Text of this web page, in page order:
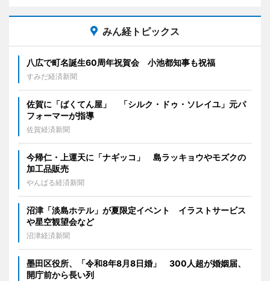
みん経トピックス
八広で町名誕生60周年祝賀会 小池都知事も祝福
すみだ経済新聞
佐賀に「ばくてん屋」 「シルク・ドゥ・ソレイユ」元パ
フォーマーが指導
佐賀経済新聞
今帰仁・上運天に「ナギッコ」 島ラッキョウやモズクの
加工品販売
やんばる経済新聞
沼津「淡島ホテル」が夏限定イベント イラストサービス
や星空観望会など
沼津経済新聞
墨田区役所、「令和8年8月8日婚」 300人超が婚姻届、
開庁前から長い列